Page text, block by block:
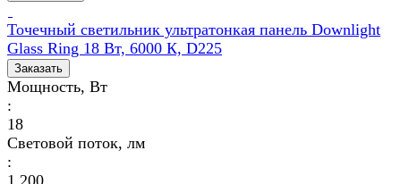
Точечный светильник ультратонкая панель Downlight
Glass Ring 18 Вт, 6000 К, D225
Заказать
Мощность, Вт
:
18
Световой поток, лм
:
1 200